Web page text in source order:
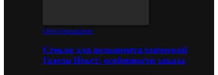
Обслуживание
Стекло для цельнометаллической
Газели Некст: особенности заказа